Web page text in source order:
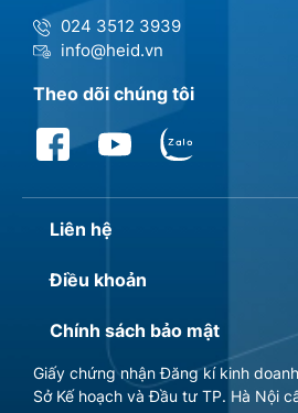
024 3512 3939
info@heid.vn
Theo dõi chúng tôi
Liên hệ
Điều khoản
Chính sách bảo mật
Giấy chứng nhận Đăng kí kinh
Sở Kế hoạch và Đầu tư TP. Hà Nội